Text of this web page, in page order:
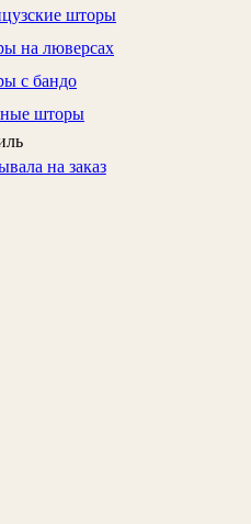
шторы
на люверсах
с бандо
шторы
на заказ